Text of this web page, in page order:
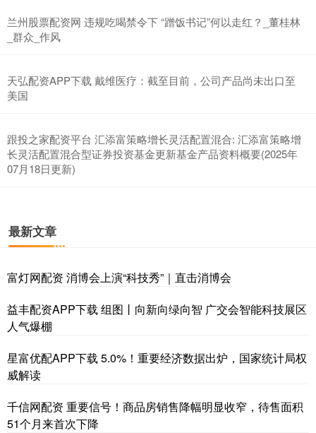
兰州股票配资网 违规吃喝禁令下 “蹭饭书记”何以走红？_董桂林
_群众_作风
天弘配资APP下载 戴维医疗：截至目前，公司产品尚未出口至
美国
跟投之家配资平台 汇添富策略增长灵活配置混合: 汇添富策略增
长灵活配置混合型证券投资基金更新基金产品资料概要(2025年
07月18日更新)
最新文章
富灯网配资 消博会上演“科技秀”｜直击消博会
益丰配资APP下载 组图丨向新向绿向智 广交会智能科技展区
人气爆棚
星富优配APP下载 5.0%！重要经济数据出炉，国家统计局权
威解读
千信网配资 重要信号！商品房销售降幅明显收窄，待售面积
51个月来首次下降